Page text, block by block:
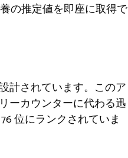
の推定値を即座に取得で
計されています。このア
ーカウンターに代わる迅
位にランクされていま